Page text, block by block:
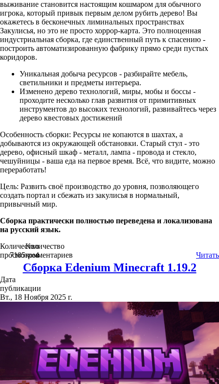
выживание становится настоящим кошмаром для обычного
игрока, который привык первым делом рубить дерево! Вы
окажетесь в бесконечных лиминальных пространствах
Закулисья, но это не просто хоррор-карта. Это полноценная
индустриальная сборка, где единственный путь к спасению -
построить автоматизированную фабрику прямо среди пустых
коридоров.
Уникальная добыча ресурсов - разбирайте мебель,
светильники и предметы интерьера.
Изменено дерево технологий, миры, мобы и боссы -
проходите несколько глав развития от примитивных
инструментов до высоких технологий, развивайтесь через
дерево квестовых достижений
Особенность сборки: Ресурсы не копаются в шахтах, а
добываются из окружающей обстановки. Старый стул - это
дерево, офисный шкаф - металл, лампа - провода и стекло,
чешуйницы - ваша еда на первое время. Всё, что видите, можно
переработать!
Цель: Развить своё производство до уровня, позволяющего
создать портал и сбежать из закулисья в нормальный,
привычный мир.
Сборка практически полностью переведена и локализована
на русский язык.
Количество
просмотров
7105
Количество
комментариев
4 Читать
Сборка Edenium Minecraft 1.19.2
Дата
публикации
Вт., 18 Ноября 2025 г.